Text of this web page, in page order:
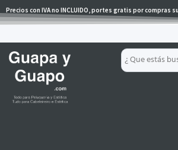
al
Precios con IVA no INCLUIDO, portes gratis por compras
Search
...